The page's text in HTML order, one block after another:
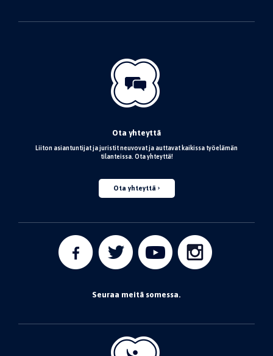
Ota yhteyttä
Liiton asiantuntijat ja juristit neuvovat ja auttavat kaikissa työelämän
tilanteissa. Ota yhteyttä!
Ota yhteyttä
Seuraa meitä somessa.